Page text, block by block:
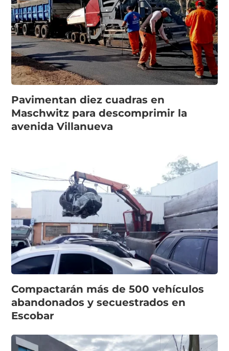
Pavimentan diez cuadras en
Maschwitz para descomprimir la
avenida Villanueva
Compactarán más de 500 vehículos
abandonados y secuestrados en
Escobar